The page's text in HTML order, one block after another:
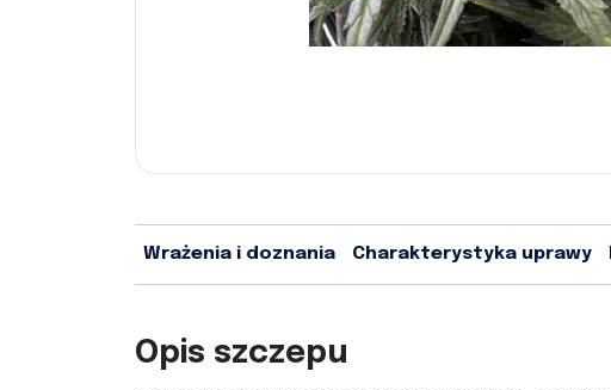
Wrażenia i doznania Charakterystyka uprawy
Opis szczepu